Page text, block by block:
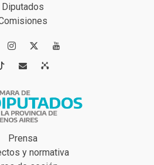
Diputados

 
Prensa
y normativa